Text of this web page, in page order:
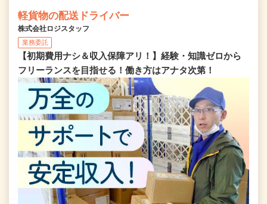
軽貨物の配送ドライバー
株式会社ロジスタッフ
業務委託
【初期費用ナシ＆収入保障アリ！】経験・知識ゼロから
フリーランスを目指せる！働き方はアナタ次第！